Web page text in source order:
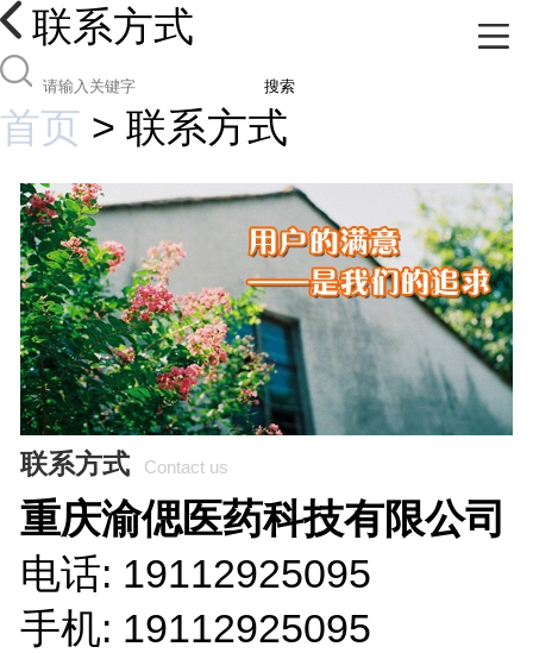
联系方式
搜索
首页 > 联系方式
联系方式 Contact us
重庆渝偲医药科技有限公司
电话: 19112925095
手机: 19112925095